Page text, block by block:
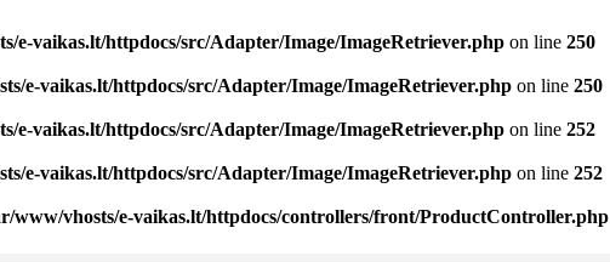
e-vaikas.lt/httpdocs/src/Adapter/Image/ImageRetriever.php on line 250
e-vaikas.lt/httpdocs/src/Adapter/Image/ImageRetriever.php on line 250
e-vaikas.lt/httpdocs/src/Adapter/Image/ImageRetriever.php on line 252
e-vaikas.lt/httpdocs/src/Adapter/Image/ImageRetriever.php on line 252
www/vhosts/e-vaikas.lt/httpdocs/controllers/front/ProductController.php